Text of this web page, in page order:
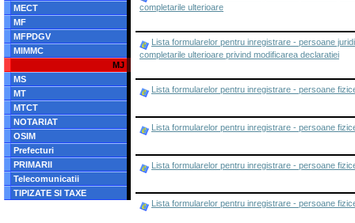
MECT
MF
MFPDGV
MIMMC
MJ
MS
MT
MTCT
NOTARIAT
OSIM
Prefecturi
PRIMARII
Telecomunicatii
TIPIZATE SI TAXE
completarile ulterioare
Lista formularelor pentru inregistrare - persoane
completarile ulterioare privind modificarea declaratiei
Lista formularelor pentru inregistrare - persoane
Lista formularelor pentru inregistrare - persoane
Lista formularelor pentru inregistrare - persoane
Lista formularelor pentru inregistrare - persoane